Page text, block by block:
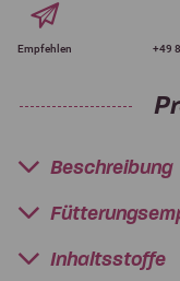
Empfehlen +49
Beschreibung
Inhaltsstoffe